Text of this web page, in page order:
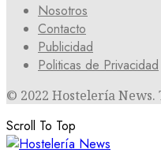
Nosotros
Contacto
Publicidad
Politicas de Privacidad
© 2022 Hostelería News.
Scroll To Top